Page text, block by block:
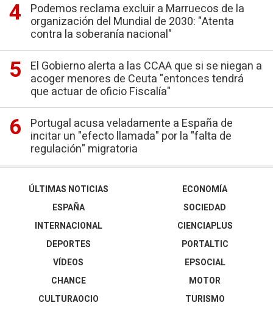
Podemos reclama excluir a Marruecos de la
organización del Mundial de 2030: "Atenta
contra la soberanía nacional"
El Gobierno alerta a las CCAA que si se niegan a
acoger menores de Ceuta "entonces tendrá
que actuar de oficio Fiscalía"
Portugal acusa veladamente a España de
incitar un "efecto llamada" por la "falta de
regulación" migratoria
ÚLTIMAS NOTICIAS
ESPAÑA
INTERNACIONAL
DEPORTES
VÍDEOS
ECONOMÍA
SOCIEDAD
CIENCIAPLUS
PORTALTIC
EPSOCIAL
CHANCE
CULTURAOCIO
MOTOR
TURISMO